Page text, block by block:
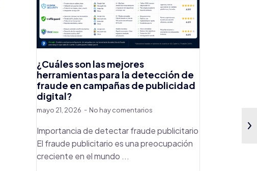
¿Cuáles son las mejores
herramientas para la detección de
fraude en campañas de publicidad
digital?
mayo 21, 2026 No hay comentarios
Importancia de detectar fraude publicitario
El fraude publicitario es una preocupación
creciente en el mundo ...